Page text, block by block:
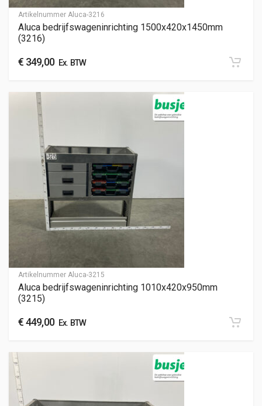
Artikelnummer Aluca-3216
Aluca bedrijfswageninrichting 1500x420x1450mm
(3216)
€ 349,00Ex. BTW
Artikelnummer Aluca-3215
Aluca bedrijfswageninrichting 1010x420x950mm
(3215)
€449,00Ex. BTW